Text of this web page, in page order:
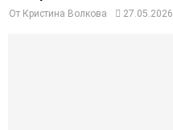
От Кристина Волкова 27.05.2026